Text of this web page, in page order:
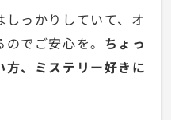
っかりしていて、オ
でご安心を。 ちょっ
方、ミステリー好きに